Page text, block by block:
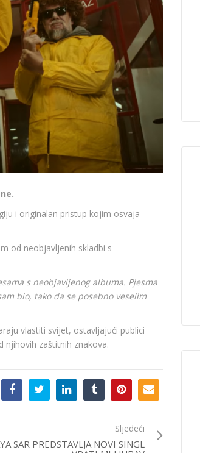
i originalan pristup kojim osvaja
od neobjavljenih skladbi s
s neobjavljenog albuma. Pjesma
bio, tako da se posebno veselim
vlastiti svijet, ostavljajući publici
njihovih zaštitnih znakova.
Sljedeći
SAR PREDSTAVLJA NOVI SINGL